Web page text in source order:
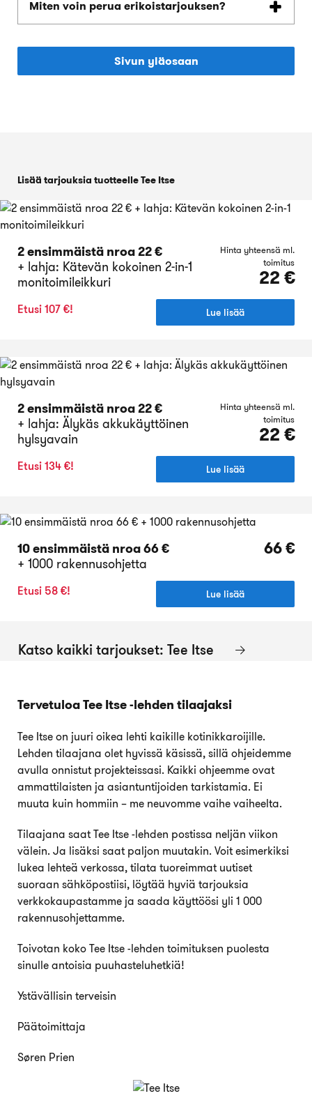
Miten voin perua erikoistarjouksen?
Sivun yläosaan
Lisää tarjouksia tuotteelle Tee Itse
2 ensimmäistä nroa 22 €
+ lahja: Kätevän kokoinen 2-in-1
monitoimileikkuri
Hinta yhteensä ml.
toimitus
22 €
Etusi 107 €! Lue lisää
2 ensimmäistä nroa 22 €
+ lahja: Älykäs akkukäyttöinen
hylsyavain
Hinta yhteensä ml.
toimitus
22 €
Etusi 134 €! Lue lisää
10 ensimmäistä nroa 66 €
+ 1000 rakennusohjetta
66 €
Etusi 58 €! Lue lisää
Katso kaikki tarjoukset: Tee Itse
Tervetuloa Tee Itse -lehden tilaajaksi
Tee Itse on juuri oikea lehti kaikille kotinikkaroijille.
Lehden tilaajana olet hyvissä käsissä, sillä ohjeidemme
avulla onnistut projekteissasi. Kaikki ohjeemme ovat
ammattilaisten ja asiantuntijoiden tarkistamia. Ei
muuta kuin hommiin – me neuvomme vaihe vaiheelta.
Tilaajana saat Tee Itse -lehden postissa neljän viikon
välein. Ja lisäksi saat paljon muutakin. Voit esimerkiksi
lukea lehteä verkossa, tilata tuoreimmat uutiset
suoraan sähköpostiisi, löytää hyviä tarjouksia
verkkokaupastamme ja saada käyttöösi yli 1 000
rakennusohjettamme.
Toivotan koko Tee Itse -lehden toimituksen puolesta
sinulle antoisia puuhasteluhetkiä!
Ystävällisin terveisin
Päätoimittaja
Søren Prien